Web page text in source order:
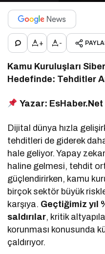
+ -
Kamu Kuruluşları
Hedefinde: Tehditler
Yazar:
Dijital dünya hızla
tehditleri de giderek
hale geliyor. Yapay
haline gelmesi, tehdit
güçlendirirken, kamu
birçok sektör büyük
karşıya. Geçtiğimiz yıl
saldırılar, kritik
korunması konusunda
çaldırıyor.